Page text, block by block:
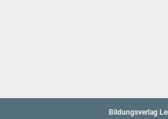
Bildungsverlag